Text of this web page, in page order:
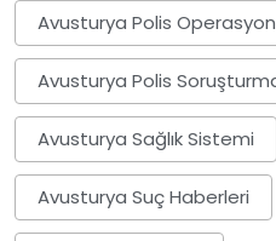
Avusturya Polis
Avusturya Polis
Avusturya Sağlık Sistemi
Avusturya Suç Haberleri